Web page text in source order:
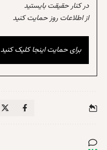
در کنار حقیقت بایستید
از اطلاعات روز حمایت کنید
برای حمایت اینجا کلیک کنید